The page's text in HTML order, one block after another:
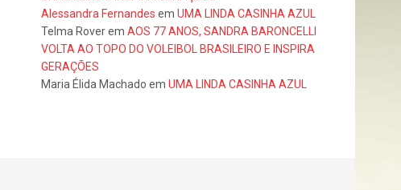
Alessandra Fernandes em UMA LINDA CASINHA AZUL
Telma Roverem AOS 77 ANOS, SANDRA BARONCELLI
VOLTA AO TOPO DO VOLEIBOL BRASILEIRO E INSPIRA
GERAÇÕES
Maria Élida Machado em UMA LINDA CASINHA AZUL